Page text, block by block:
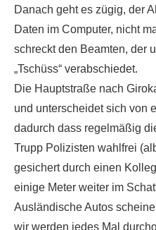
Danach geht es zügig, der
Daten im Computer, nicht
schreckt den Beamten, der
„Tschüss“ verabschiedet.
Die Hauptstraße nach
und unterscheidet sich von
dadurch dass regelmäßig
Trupp Polizisten wahlfrei
gesichert durch einen
einige Meter weiter im
Ausländische Autos
wir werden jedes Mal